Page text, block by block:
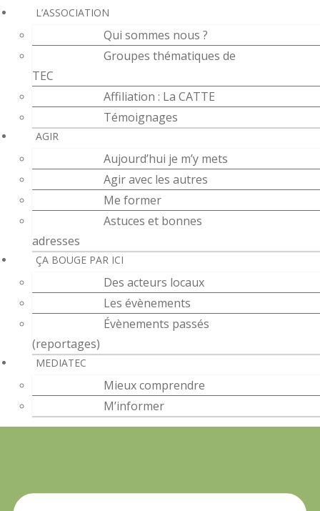
L’ASSOCIATION
Qui sommes nous ?
Groupes thématiques de
TEC
Affiliation : La CATTE
Témoignages
AGIR
Aujourd’hui je m’y mets
Agir avec les autres
Me former
Astuces et bonnes
adresses
ÇA BOUGE PAR ICI
Des acteurs locaux
Les évènements
Évènements passés
(reportages)
MEDIATEC
Mieux comprendre
M’informer